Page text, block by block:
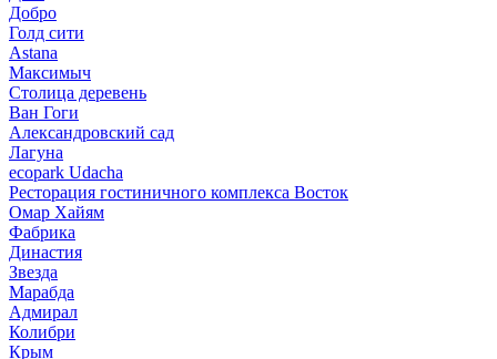
Добро
Голд сити
Astana
Максимыч
Столица деревень
Ван Гоги
Александровский сад
Лагуна
ecopark Udacha
Ресторация гостиничного комплекса Восток
Омар Хайям
Фабрика
Династия
Звезда
Марабда
Адмирал
Колибри
Крым